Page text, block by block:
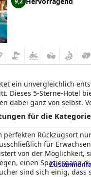
ein unvergleichlich
Dieses 5-Sterne-Hotel
dabei ganz von selbst.
Wünsche offen.
für die
perfekten Rückzugsort
für
von der
einen Spaziergang
sind sich einig,